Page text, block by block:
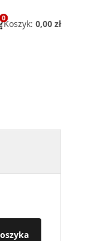
0
Koszyk: 0,00 zł